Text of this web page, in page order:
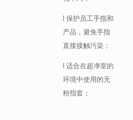
l 保护员工手指和
产品，避免手指
直接接触污染；
l 适合在超净室的
环境中使用的无
粉指套；